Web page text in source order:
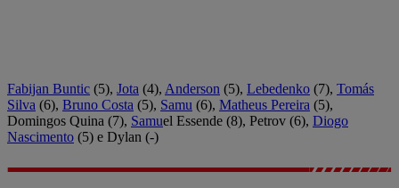
Fabijan Buntic (5), Jota (4), Anderson (5), Lebedenko (7), Tomás
Silva (6), Bruno Costa (5), Samu (6), Matheus Pereira (5),
Domingos Quina (7), Samuel Essende (8), Petrov (6), Diogo
Nascimento (5) e Dylan (-)